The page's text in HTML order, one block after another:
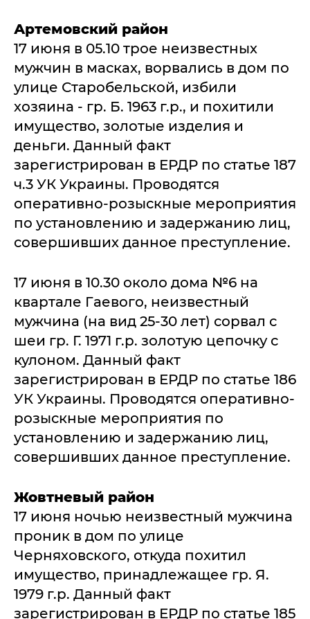
Артемовский район
17 июня в 05.10 трое неизвестных
мужчин в масках, ворвались в дом по
улице Старобельской, избили
хозяина - гр. Б. 1963 г.р., и похитили
имущество, золотые изделия и
деньги. Данный факт
зарегистрирован в ЕРДР по статье 187
ч.3 УК Украины. Проводятся
оперативно-розыскные мероприятия
по установлению и задержанию лиц,
совершивших данное преступление.
17 июня в 10.30 около дома №6 на
квартале Гаевого, неизвестный
мужчина (на вид 25-30 лет) сорвал с
шеи гр. Г. 1971 г.р. золотую цепочку с
кулоном. Данный факт
зарегистрирован в ЕРДР по статье 186
УК Украины. Проводятся оперативно-
розыскные мероприятия по
установлению и задержанию лиц,
совершивших данное преступление.
Жовтневый район
17 июня ночью неизвестный мужчина
проник в дом по улице
Черняховского, откуда похитил
имущество, принадлежащее гр. Я.
1979 г.р. Данный факт
зарегистрирован в ЕРДР по статье 185